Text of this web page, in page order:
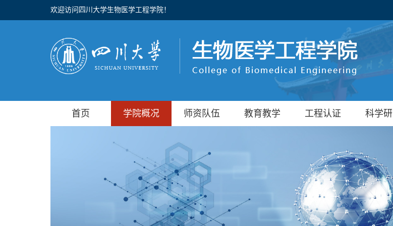
欢迎访问四川大学生物医学工程学院！
首页 学院概况 师资队伍 教育教学 工程认证 科学